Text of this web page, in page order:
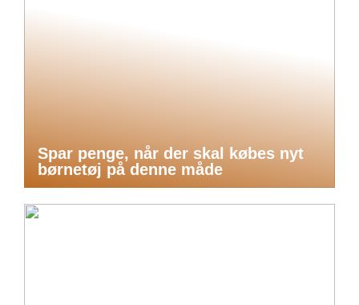
Spar penge, når der skal købes nyt
børnetøj på denne måde